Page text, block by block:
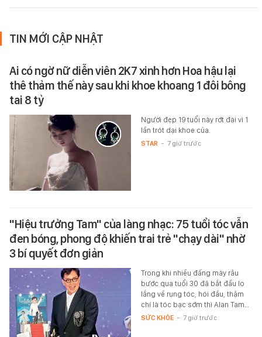
TIN MỚI CẬP NHẬT
Ai có ngờ nữ diễn viên 2K7 xinh hơn Hoa hậu lại
thê thảm thế này sau khi khoe khoang 1 đôi bông
tai 8 tỷ
Người đẹp 19 tuổi này rớt đài vì 1
lần trót dại khoe của.
STAR - 7 giờ trước
"Hiệu trưởng Tam" của làng nhạc: 75 tuổi tóc vẫn
đen bóng, phong độ khiến trai trẻ "chạy dài" nhờ
3 bí quyết đơn giản
Trong khi nhiều đấng mày râu
bước qua tuổi 30 đã bắt đầu lo
lắng về rụng tóc, hói đầu, thậm
chí là tóc bạc sớm thì Alan Tam…
SỨC KHỎE - 7 giờ trước